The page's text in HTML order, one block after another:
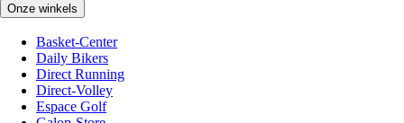
Onze winkels
Basket-Center
Daily Bikers
Direct Running
Direct-Volley
Espace Golf